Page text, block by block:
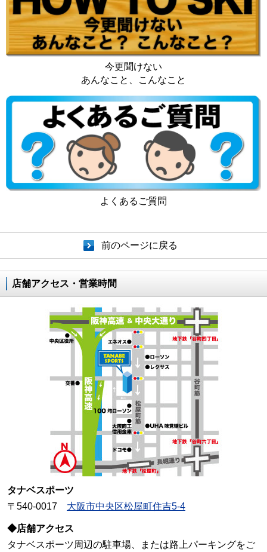
今更聞けない
あんなこと、こんなこと
よくあるご質問
前のページに戻る
店舗アクセス・営業時間
タナベスポーツ
〒540-0017 大阪市中央区松屋町住吉5-4
◆店舗アクセス
タナベスポーツ周辺の駐車場、または路上パーキングをご